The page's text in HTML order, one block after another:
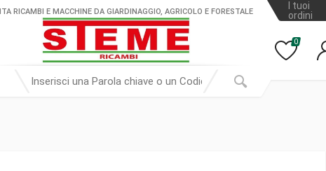
I tuoi
ordini
RICAMBI E MACCHINE DA GIARDINAGGIO, AGRICOLO E FORESTALE
0